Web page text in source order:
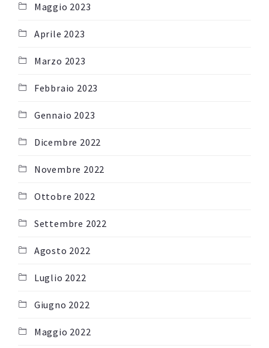
Maggio 2023
Aprile 2023
Marzo 2023
Febbraio 2023
Gennaio 2023
Dicembre 2022
Novembre 2022
Ottobre 2022
Settembre 2022
Agosto 2022
Luglio 2022
Giugno 2022
Maggio 2022